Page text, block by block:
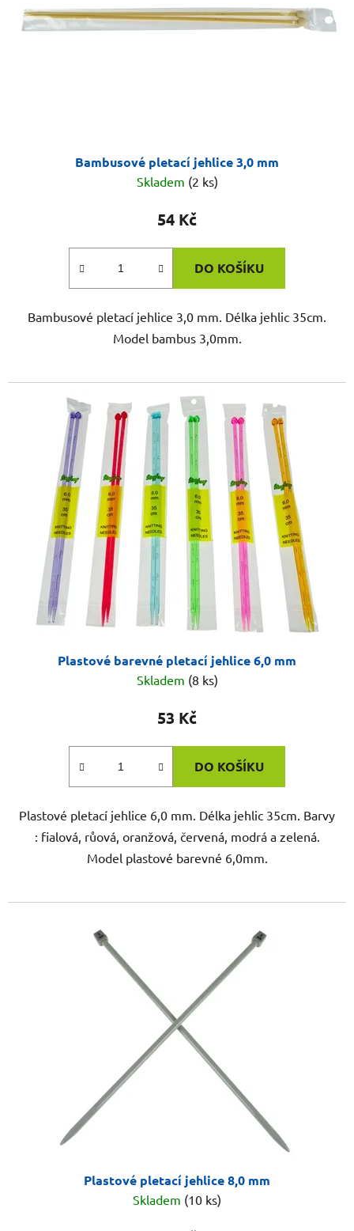
Bambusové pletací jehlice 3,0 mm
Skladem (2 ks)
54 Kč
DO KOŠÍKU
Bambusové pletací jehlice 3,0 mm. Délka jehlic 35cm.
Model bambus 3,0mm.
Plastové barevné pletací jehlice 6,0 mm
Skladem (8 ks)
53 Kč
DO KOŠÍKU
Plastové pletací jehlice 6,0 mm. Délka jehlic 35cm. Barvy
: fialová, růová, oranžová, červená, modrá a zelená.
Model plastové barevné 6,0mm.
Plastové pletací jehlice 8,0 mm
Skladem (10 ks)